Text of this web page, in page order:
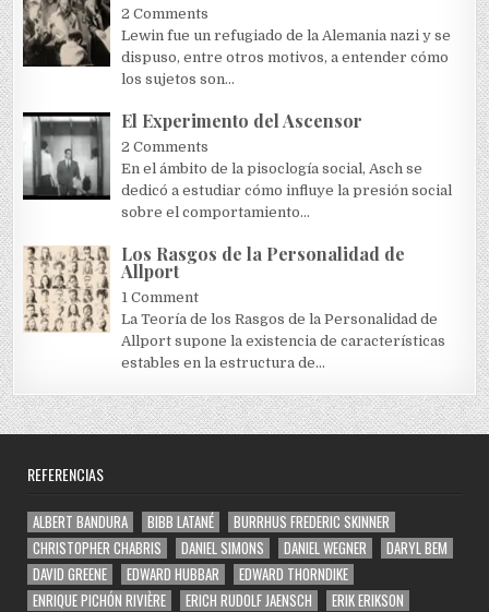
2 Comments
Lewin fue un refugiado de la Alemania nazi y se
dispuso, entre otros motivos, a entender cómo
los sujetos son...
El Experimento del Ascensor
2 Comments
En el ámbito de la pisoclogía social, Asch se
dedicó a estudiar cómo influye la presión social
sobre el comportamiento...
Los Rasgos de la Personalidad de
Allport
1 Comment
La Teoría de los Rasgos de la Personalidad de
Allport supone la existencia de características
estables en la estructura de...
REFERENCIAS
ALBERT BANDURA BIBB LATANÉ
BURRHUS FREDERIC SKINNER
CHRISTOPHER CHABRIS
DANIEL SIMONS DANIEL WEGNER
DARYL BEM
DAVID GREENE
EDWARD HUBBAR
EDWARD THORNDIKE
ENRIQUE PICHÓN RIVIÈRE
ERICH RUDOLF JAENSCH
ERIK ERIKSON